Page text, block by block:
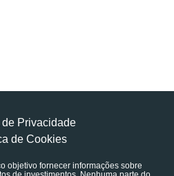
de Privacidade
de Cookies
objetivo fornecer informações sobre